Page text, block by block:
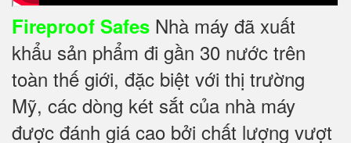
Fireproof Safes Nhà máy đã xuất
khẩu sản phẩm đi gần 30 nước trên
toàn thế giới, đặc biệt với thị trường
Mỹ, các dòng két sắt của nhà máy
được đánh giá cao bởi chất lượng vượt